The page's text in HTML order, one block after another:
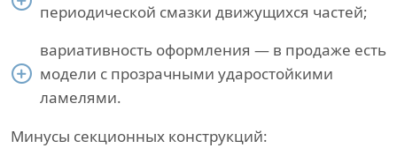
периодической смазки движущихся частей;
вариативность оформления — в продаже есть
модели с прозрачными ударостойкими
ламелями.
Минусы секционных конструкций: